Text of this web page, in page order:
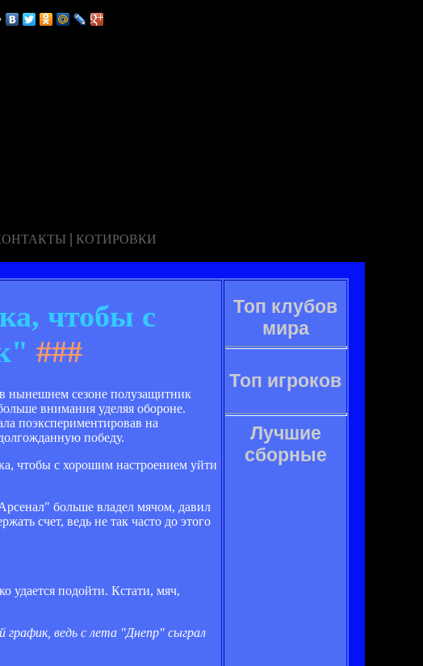
| КОТИРОВКИ
чтобы с
###
нынешнем сезоне полузащитник
внимания уделяя обороне.
поэкспериментировав на
победу.
чтобы с хорошим настроением уйти
больше владел мячом, давил
счет, ведь не так часто до этого
удается подойти. Кстати, мяч,
ведь с лета "Днепр" сыграл
Топ клубов
мира
Топ игроков
Лучшие
сборные